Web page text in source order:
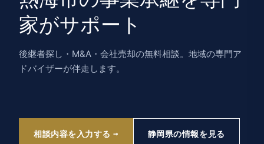
家がサポート
後継者探し・M&A・会社売却の無料相談。地域の専門ア
ドバイザーが伴走します。
相談内容を入力する 静岡県の情報を見る